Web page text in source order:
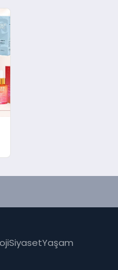
SiyasetYaşam